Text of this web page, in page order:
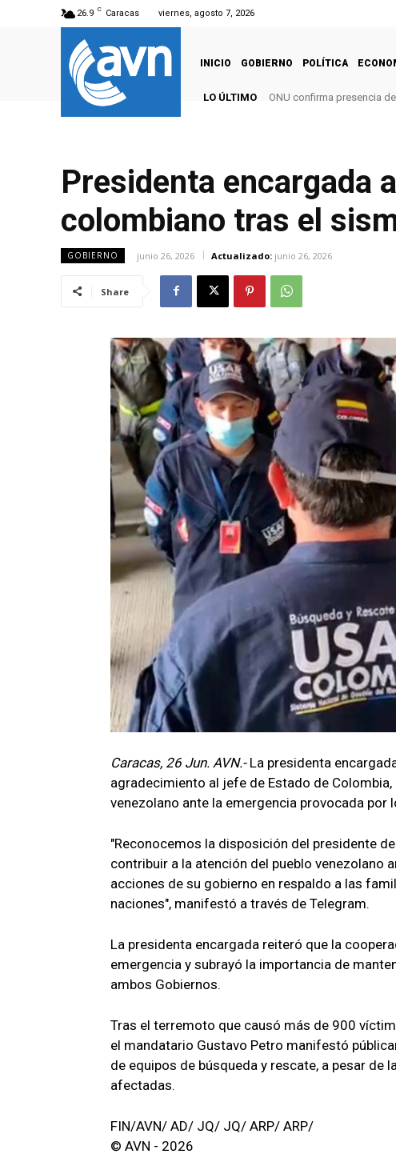
26.9 C Caracas viernes, agosto 7, 2026
INICIO GOBIERNO POLÍTICA
LO ÚLTIMO ONU confirma presencia
Presidenta encargada
colombiano tras el
GOBIERNO junio 26, 2026 Actualizado: junio 26, 2026
Share
Caracas, 26 Jun. AVN.- La presidenta
agradecimiento al jefe de Estado de
venezolano ante la emergencia provocada
"Reconocemos la disposición del presidente
contribuir a la atención del pueblo venezolano
acciones de su gobierno en respaldo a las
naciones", manifestó a través de Telegram.
La presidenta encargada reiteró que la
emergencia y subrayó la importancia de
ambos Gobiernos.
Tras el terremoto que causó más de 900
el mandatario Gustavo Petro manifestó
de equipos de búsqueda y rescate, a pesar
afectadas.
FIN/AVN/ AD/ JQ/ JQ/ ARP/ ARP/
© AVN - 2026